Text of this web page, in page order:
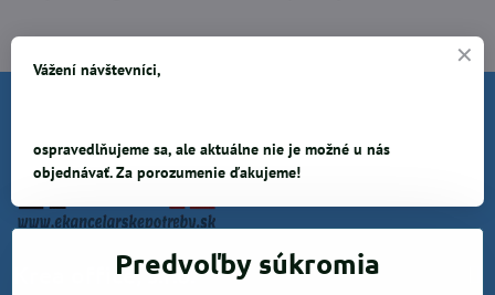
Krea office, s.r.o.Predvoľby súkromia
Vážení návštevníci,
ospravedlňujeme sa, ale aktuálne nie je možné u nás
objednávať. Za porozumenie ďakujeme!